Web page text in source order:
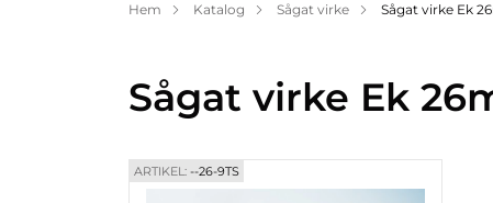
Hem Katalog Sågat virke Sågat virke Ek
Sågat virke Ek
ARTIKEL: --26-9TS